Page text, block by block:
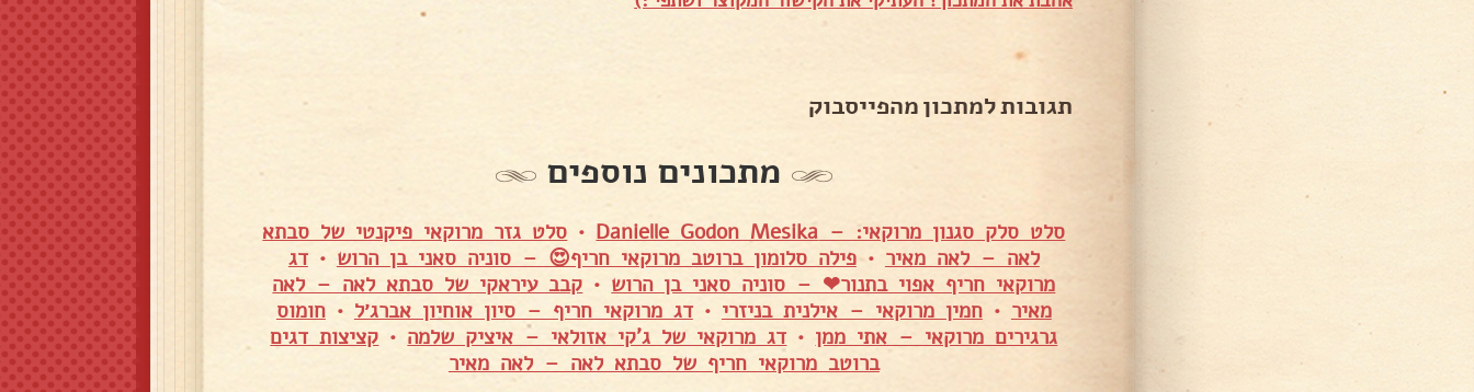
תגובות למתכון מהפייסבוק
מתכונים נוספים
סלט סלק סגנון מרוקאי: – Danielle Godon Mesika • סלט גזר מרוקאי פיקנטי של סבתא
לאה – לאה מאיר •פילה סלומון ברוטב מרוקאי חריף😍 – סוניה סאני בן הרוש •דג
מרוקאי חריף אפוי בתנור❤ – סוניה סאני בן הרוש • קבב עיראקי של סבתא לאה – לאה
מאיר •חמין מרוקאי – אילנית בניזרי •דג מרוקאי חריף – סיון אוחיון אברג׳ל •חומוס
גרגירים מרוקאי – אתי ממן • דג מרוקאי של ג'קי אזולאי – איציק שלמה • קציצות דגים
ברוטב מרוקאי חריף של סבתא לאה – לאה מאיר